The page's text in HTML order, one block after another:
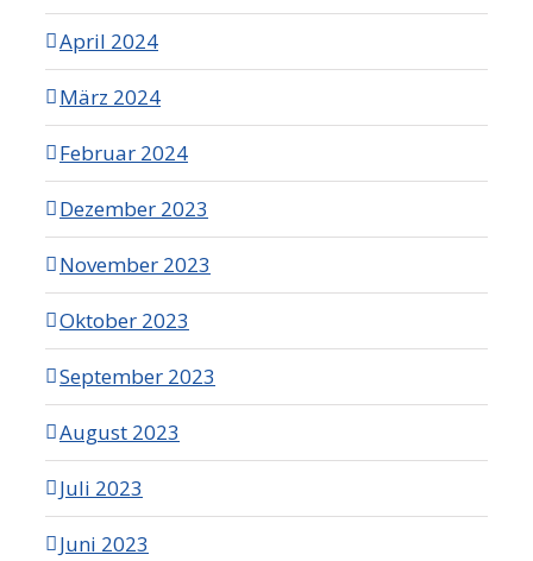
April 2024
März 2024
Februar 2024
Dezember 2023
November 2023
Oktober 2023
September 2023
August 2023
Juli 2023
Juni 2023